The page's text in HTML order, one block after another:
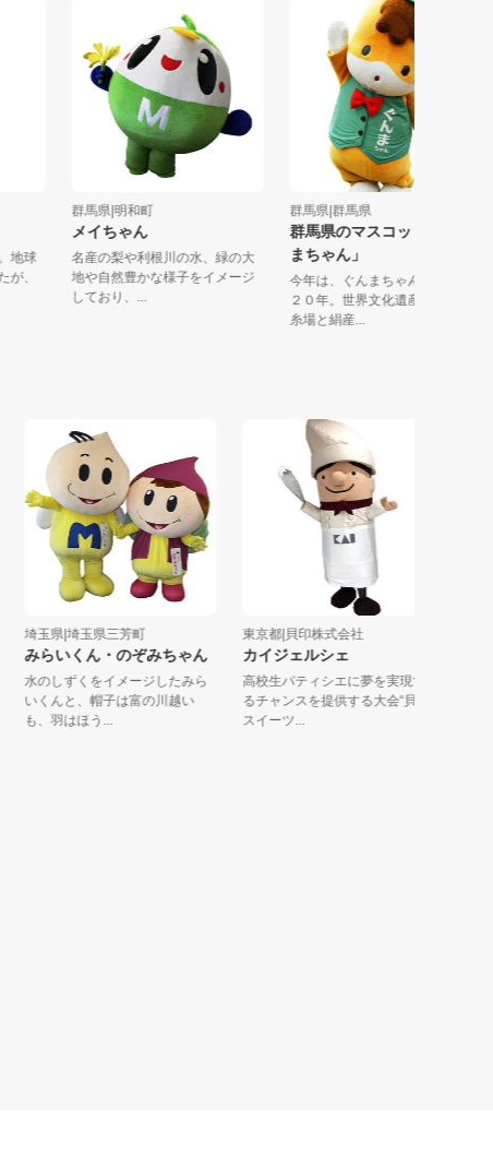
ン
パ。地球
来たが、
群馬県|明和町
メイちゃん
名産の梨や利根川の水、緑の大
地や自然豊かな様子をイメージ
しており、...
群馬県|群馬県
群馬県のマスコット「ぐ
まちゃん」
今年は、ぐんまちゃん誕生か
２０年。世界文化遺産「富岡
糸場と絹産...
埼玉県|埼玉県三芳町
みらいくん・のぞみちゃん
水のしずくをイメージしたみら
いくんと、帽子は富の川越い
も、羽はほう...
東京都|貝印株式会社
カイジェルシェ
高校生パティシエに夢を実現す
るチャンスを提供する大会“貝印
スイーツ...